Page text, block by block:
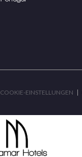
COOKIE-EINSTELLUNGEN